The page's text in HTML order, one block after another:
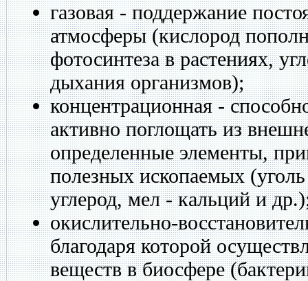
газовая - поддержание
атмосферы (кислород
фотосинтеза в растениях,
дыхания организмов);
концентрационная -
активно поглощать из
определенные элементы,
полезных ископаемых
углерод, мел - кальций и
окислительно-
благодаря которой
веществ в биосфере